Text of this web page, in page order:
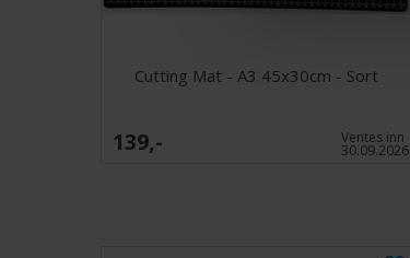
Cutting Mat - A3 45x30cm - Sort
139,- Ventes inn
30.09.2026